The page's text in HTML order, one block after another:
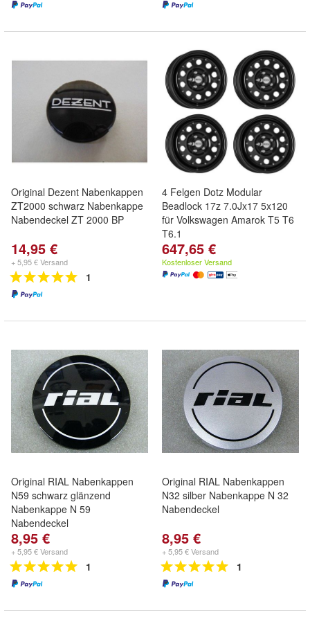
Original Dezent Nabenkappen
ZT2000 schwarz Nabenkappe
Nabendeckel ZT 2000 BP
14,95 €
+ 5,95 € Versand
1
4 Felgen Dotz Modular
Beadlock 17z 7.0Jx17 5x120
für Volkswagen Amarok T5 T6
T6.1
647,65 €
Kostenloser Versand
Original RIAL Nabenkappen
N59 schwarz glänzend
Nabenkappe N 59
Nabendeckel
8,95 €
+ 5,95 € Versand
1
Original RIAL Nabenkappen
N32 silber Nabenkappe N 32
Nabendeckel
8,95 €
+ 5,95 € Versand
1